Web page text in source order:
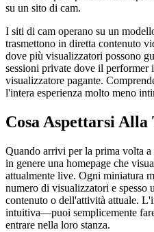
su un sito di cam.
I siti di cam operano su un
trasmettono in diretta contenuto
dove più visualizzatori possono
sessioni private dove il performer
visualizzatore pagante.
l'intera esperienza molto meno
Cosa Aspettarsi
Quando arrivi per la prima volta
in genere una homepage che
attualmente live. Ogni miniatura
numero di visualizzatori e spesso
contenuto o dell'attività attuale.
intuitiva—puoi semplicemente
entrare nella loro stanza.